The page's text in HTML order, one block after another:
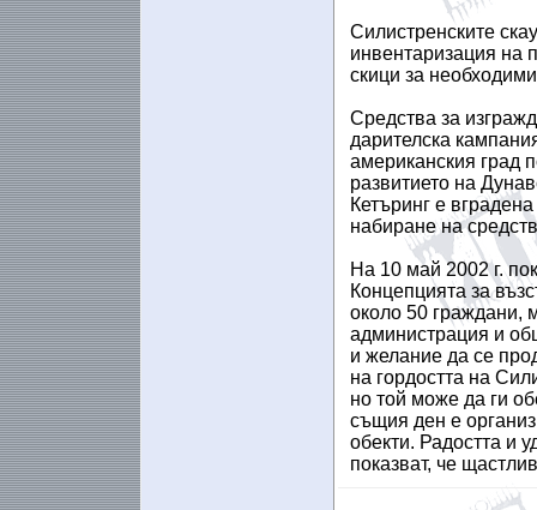
Силистренските
инвентаризация на
скици за
Средства за
дарителска
американския град
развитието на
Кетъринг е
набиране на
На 10 май 2002 г.
Концепцията за
около 50 граждани,
администрация и
и желание да се
на гордостта на
но той може да ги
същия ден e
обекти. Радостта и
показват, че